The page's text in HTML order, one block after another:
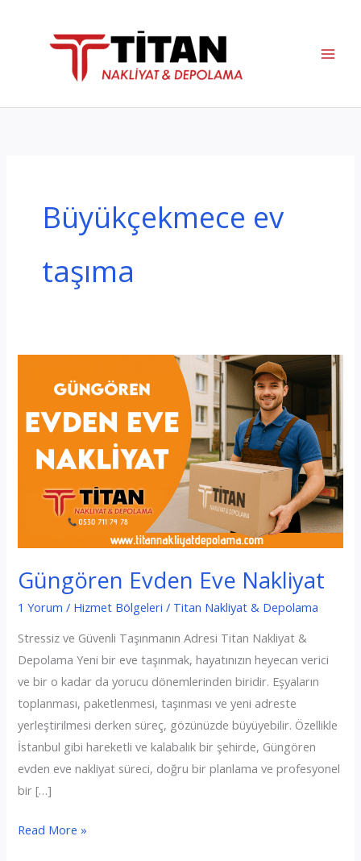
Büyükçekmece ev
taşıma
Güngören Evden Eve Nakliyat
1 Yorum / Hizmet Bölgeleri / Titan Nakliyat & Depolama
Stressiz ve Güvenli Taşınmanın Adresi Titan Nakliyat &
Depolama Yeni bir eve taşınmak, hayatınızın heyecan verici
ve bir o kadar da yorucu dönemlerinden biridir. Eşyaların
toplanması, paketlenmesi, taşınması ve yeni adreste
yerleştirilmesi derken süreç, gözünüzde büyüyebilir. Özellikle
İstanbul gibi hareketli ve kalabalık bir şehirde, Güngören
evden eve nakliyat süreci, doğru bir planlama ve profesyonel
bir […]
Güngören
Read More »